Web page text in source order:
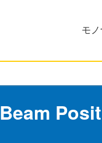
モ
Beam